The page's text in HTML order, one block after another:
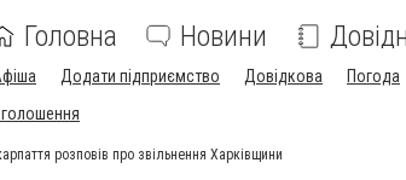
Головна Новини
Додати підприємство Довідкова Погода
розповів про звільнення Харківщини